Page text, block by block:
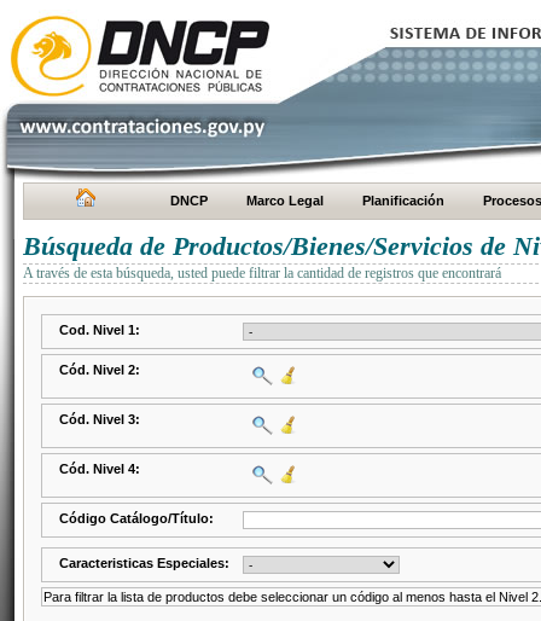
DNCP Marco Legal Planificación Procesos
Búsqueda de Productos/Bienes/Servicios de
A través de esta búsqueda, usted puede filtrar la cantidad de registros que encontrará
Cod. Nivel 1:
Cód. Nivel 2:
Cód. Nivel 3:
Cód. Nivel 4:
Código Catálogo/Título:
Caracteristicas Especiales:
Para filtrar la lista de productos debe seleccionar un código al menos hasta el Nivel 2.